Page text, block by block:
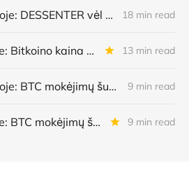
Savaitė kriptoje: DESSENTER vėl atsinaujino, istorinė Bitkoino savaitė, AI pasirinkimai, lietuviška MiCA 18 min read
Diena kriptoje: Bitkoino kaina atsilieka nuo plėtros, kuo mokės AI agentai, Ethereum aktyvėjimas ir dar daugiau 13 min read
Savaitė kriptoje: BTC mokėjimų šuolis, naujoviška kredito linija, AI agentų galimybės bei klaidos ir dar daugiau 9 min read
Diena kriptoje: BTC mokėjimų šuolis, naujoviška kredito linija, AI agentų galimybės bei klaidos ir dar daugiau 9 min read